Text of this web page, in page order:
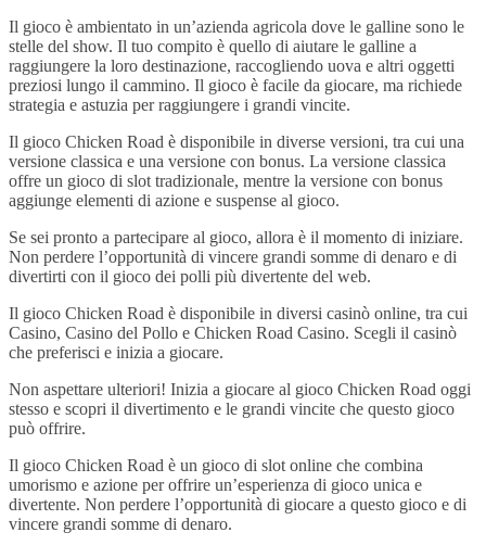
Il gioco è ambientato in un’azienda agricola dove le galline sono le
stelle del show. Il tuo compito è quello di aiutare le galline a
raggiungere la loro destinazione, raccogliendo uova e altri oggetti
preziosi lungo il cammino. Il gioco è facile da giocare, ma richiede
strategia e astuzia per raggiungere i grandi vincite.
Il gioco Chicken Road è disponibile in diverse versioni, tra cui una
versione classica e una versione con bonus. La versione classica
offre un gioco di slot tradizionale, mentre la versione con bonus
aggiunge elementi di azione e suspense al gioco.
Se sei pronto a partecipare al gioco, allora è il momento di iniziare.
Non perdere l’opportunità di vincere grandi somme di denaro e di
divertirti con il gioco dei polli più divertente del web.
Il gioco Chicken Road è disponibile in diversi casinò online, tra cui
Casino, Casino del Pollo e Chicken Road Casino. Scegli il casinò
che preferisci e inizia a giocare.
Non aspettare ulteriori! Inizia a giocare al gioco Chicken Road oggi
stesso e scopri il divertimento e le grandi vincite che questo gioco
può offrire.
Il gioco Chicken Road è un gioco di slot online che combina
umorismo e azione per offrire un’esperienza di gioco unica e
divertente. Non perdere l’opportunità di giocare a questo gioco e di
vincere grandi somme di denaro.